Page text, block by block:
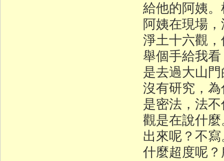
給他的阿姨
阿姨在現場
淨土十六觀
舉個手給我
是去過大山
沒有研究，
是密法，法
觀是在說什
出來呢？不
什麼超度呢